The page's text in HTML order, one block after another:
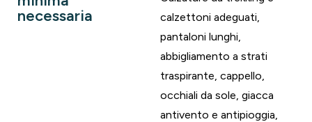
necessaria
calzettoni adeguati,
pantaloni lunghi,
abbigliamento a strati
traspirante, cappello,
occhiali da sole, giacca
antivento e antipioggia,